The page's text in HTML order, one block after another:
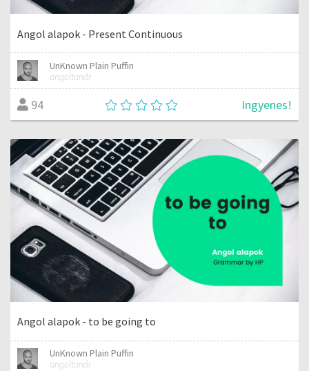
Angol alapok - Present Continuous
UnKnown Plain Puffin
angoltanár
94 Ingyenes!
Angol alapok - to be going to
UnKnown Plain Puffin
angoltanár